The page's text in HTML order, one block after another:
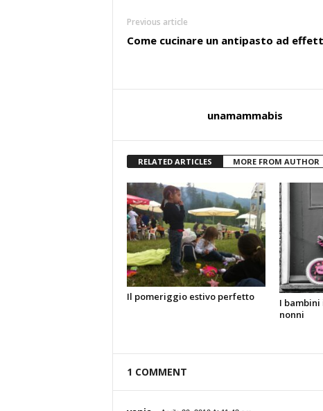
Previous article
Come cucinare un antipasto ad
unamammabis
RELATED ARTICLES MORE FROM AUTHOR
Il pomeriggio estivo perfetto
I bambini
nonni
1 COMMENT